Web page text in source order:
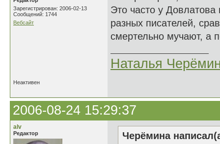
Зарегистрирован: 2006-02-13
Сообщений: 1744
Вебсайт
Это часто у Довлатова
разных писателей,
смертельно мучают, а
Наталья
Неактивен
2006-08-24 15:29:37
alv
Редактор
Черёмина